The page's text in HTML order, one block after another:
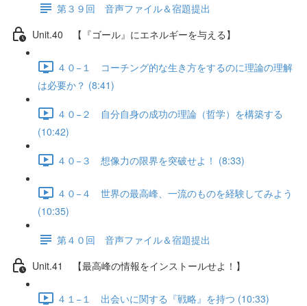
第３９回 音声ファイル＆宿題提出
Unit.40 【『ゴール』にエネルギーを与える】
４０−１ コーチング的な生き方をするのに理論の理解
は必要か？ (8:41)
４０−２ 自分自身の成功の理論（哲学）を構築する
(10:42)
４０−３ 想像力の限界を突破せよ！ (8:33)
４０−４ 世界の最高峰、一流のものを経験してみよう
(10:35)
第４０回 音声ファイル＆宿題提出
Unit.41 【最高峰の情報をインストールせよ！】
４１−１ 出会いに関する『戦略』を持つ (10:33)